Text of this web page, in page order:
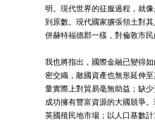
明。現代世界的征服過程，就
到原數。現代國家擴張領土對
併赫特福德郡一樣，對倫敦市民
我也將指出，國際金融已變得
密交織，敵國資產也無形延伸
量實際上對貿易毫無助益；缺
成功擁有豐富資源的大國競爭
英國殖民地市場；以人口基數